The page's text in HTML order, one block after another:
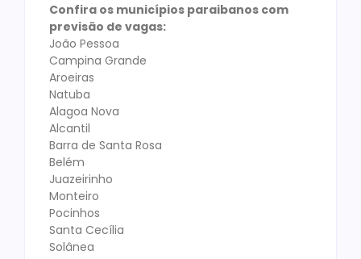
Confira os municípios paraibanos com
previsão de vagas:
João Pessoa
Campina Grande
Aroeiras
Natuba
Alagoa Nova
Alcantil
Barra de Santa Rosa
Belém
Juazeirinho
Monteiro
Pocinhos
Santa Cecília
Solânea